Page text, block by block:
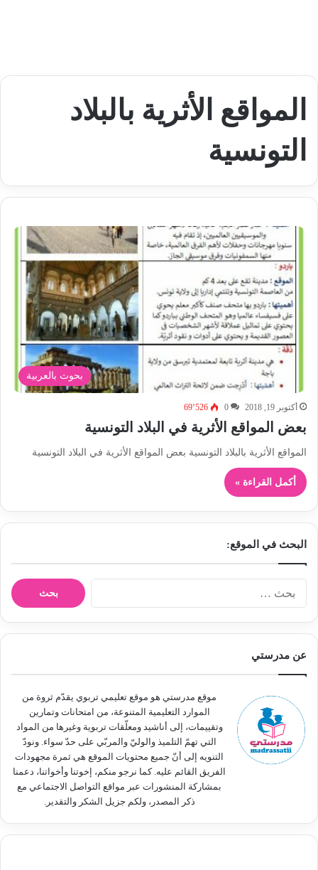
المواقع الأثرية بالبلاد
التونسية
بحوث بالعربية
أكتوبر 19, 2018 0 69٬526
بعض المواقع الأثرية في البلاد التونسية
المواقع الأثرية بالبلاد التونسية بعض المواقع الأثرية في البلاد التونسية
أكمل القراءة »
البحث في الموقع:
ن
عن مدرستي
موقع مدرستي هو موقع تعليمي تربوي يقدّم ثروة من
الموارد التعليمية المتنوعة، من امتحانات وتمارين
وتقييمات، إلى أناشيد ومعلّقات تربوية وغيرها من المواد
التي تهمّ التلميذ والوليّ والمربّي على حدّ سواء. ونودّ
التنويه إلى أنّ جميع محتويات الموقع هي ثمرة مجهودات
الفريق القائم عليه. كما نرجو منكم، إخوتنا وأخواتنا، دعمنا
بمشاركة المنشورات عبر مواقع التواصل الاجتماعي مع
ذكر المصدر، ولكم جزيل الشكر والتقدير.